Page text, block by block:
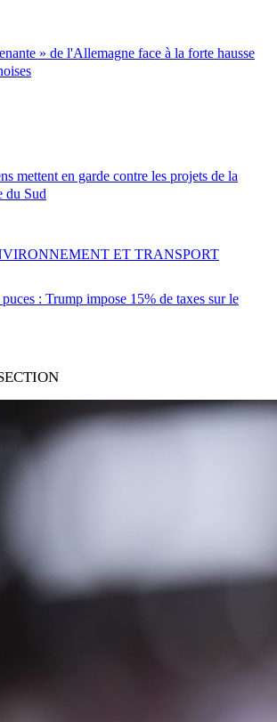
» de l'Allemagne face à la forte hausse
mettent en garde contre les projets de la
du Sud
: Trump impose 15% de taxes sur le
ET TRANSPORT